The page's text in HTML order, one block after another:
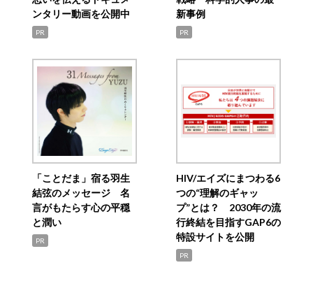
ンタリー動画を公開中
PR
新事例
PR
「ことだま」宿る羽生
結弦のメッセージ 名
言がもたらす心の平穏
と潤い
PR
HIV/エイズにまつわる6
つの“理解のギャッ
プ”とは？ 2030年の流
行終結を目指すGAP6の
特設サイトを公開
PR